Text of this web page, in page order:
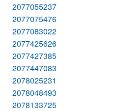
2077055237
2077075476
2077083022
2077425626
2077427385
2077447083
2078025231
2078048493
2078133725